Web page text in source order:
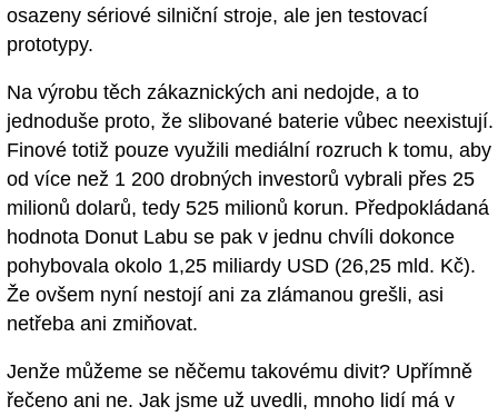
osazeny sériové silniční stroje, ale jen testovací
prototypy.
Na výrobu těch zákaznických ani nedojde, a to
jednoduše proto, že slibované baterie vůbec neexistují.
Finové totiž pouze využili mediální rozruch k tomu, aby
od více než 1 200 drobných investorů vybrali přes 25
milionů dolarů, tedy 525 milionů korun. Předpokládaná
hodnota Donut Labu se pak v jednu chvíli dokonce
pohybovala okolo 1,25 miliardy USD (26,25 mld. Kč).
Že ovšem nyní nestojí ani za zlámanou grešli, asi
netřeba ani zmiňovat.
Jenže můžeme se něčemu takovému divit? Upřímně
řečeno ani ne. Jak jsme už uvedli, mnoho lidí má v